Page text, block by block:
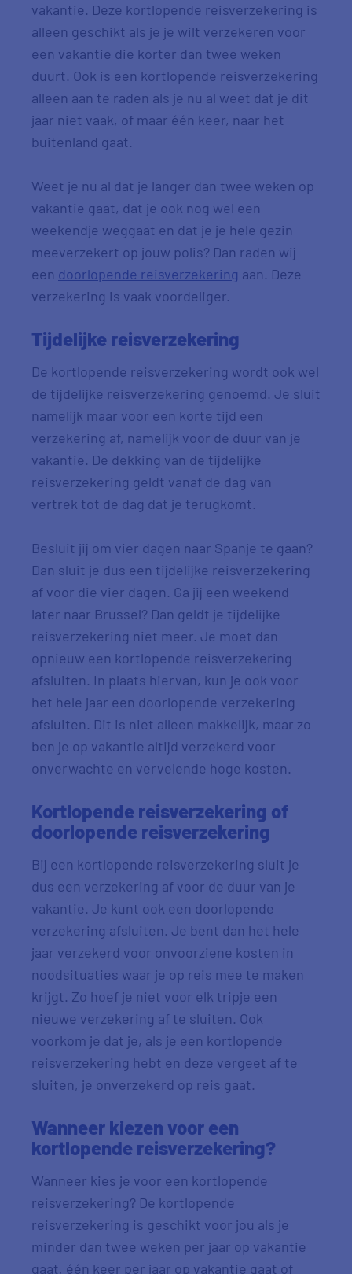
vakantie. Deze kortlopende reisverzekering is
alleen geschikt als je je wilt verzekeren voor
een vakantie die korter dan twee weken
duurt. Ook is een kortlopende reisverzekering
alleen aan te raden als je nu al weet dat je dit
jaar niet vaak, of maar één keer, naar het
buitenland gaat.
Weet je nu al dat je langer dan twee weken op
vakantie gaat, dat je ook nog wel een
weekendje weggaat en dat je je hele gezin
meeverzekert op jouw polis? Dan raden wij
een doorlopende reisverzekering aan. Deze
verzekering is vaak voordeliger.
Tijdelijke reisverzekering
De kortlopende reisverzekering wordt ook wel
de tijdelijke reisverzekering genoemd. Je sluit
namelijk maar voor een korte tijd een
verzekering af, namelijk voor de duur van je
vakantie. De dekking van de tijdelijke
reisverzekering geldt vanaf de dag van
vertrek tot de dag dat je terugkomt.
Besluit jij om vier dagen naar Spanje te gaan?
Dan sluit je dus een tijdelijke reisverzekering
af voor die vier dagen. Ga jij een weekend
later naar Brussel? Dan geldt je tijdelijke
reisverzekering niet meer. Je moet dan
opnieuw een kortlopende reisverzekering
afsluiten. In plaats hiervan, kun je ook voor
het hele jaar een doorlopende verzekering
afsluiten. Dit is niet alleen makkelijk, maar zo
ben je op vakantie altijd verzekerd voor
onverwachte en vervelende hoge kosten.
Kortlopende reisverzekering of
doorlopende reisverzekering
Bij een kortlopende reisverzekering sluit je
dus een verzekering af voor de duur van je
vakantie. Je kunt ook een doorlopende
verzekering afsluiten. Je bent dan het hele
jaar verzekerd voor onvoorziene kosten in
noodsituaties waar je op reis mee te maken
krijgt. Zo hoef je niet voor elk tripje een
nieuwe verzekering af te sluiten. Ook
voorkom je dat je, als je een kortlopende
reisverzekering hebt en deze vergeet af te
sluiten, je onverzekerd op reis gaat.
Wanneer kiezen voor een
kortlopende reisverzekering?
Wanneer kies je voor een kortlopende
reisverzekering? De kortlopende
reisverzekering is geschikt voor jou als je
minder dan twee weken per jaar op vakantie
gaat, één keer per jaar op vakantie gaat of